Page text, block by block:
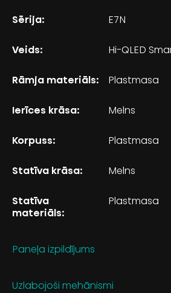
Sērija: E7N
Veids: Hi-QLED
Rāmja materiāls: Plastmasa
Ierīces krāsa: Melns
Korpuss: Plastmasa
Statīva krāsa: Melns
Statīva
materiāls:
Plastmasa
Paneļa izpildījums
Uzlabojoši mehānismi